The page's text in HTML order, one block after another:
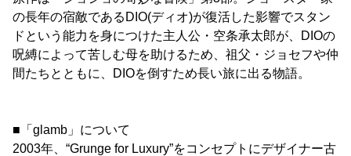
の長年の宿敵であるDIO(ディオ)が復活した影響でスタン
ドという能力を身につけた主人公・空条承太郎が、DIOの
呪縛によって苦しむ母を助けるため、祖父・ジョセフや仲
間たちとともに、DIOを倒すため長い旅に出る物語。
■「glamb」について
2003年、“Grunge for Luxury”をコンセプトにデザイナー古